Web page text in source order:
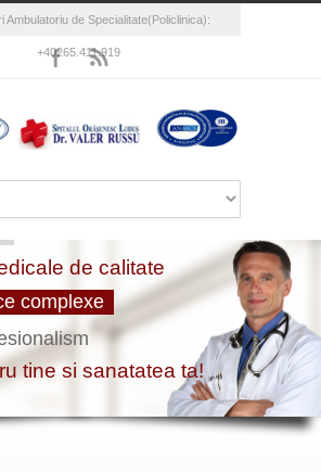
Ambulatoriu de Specialitate(Policlinica):
+40265.411.919